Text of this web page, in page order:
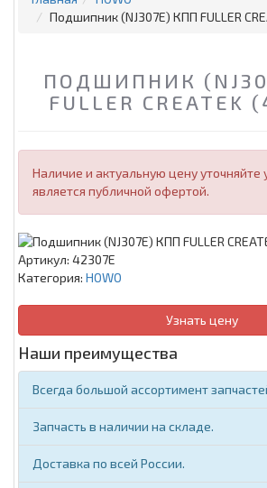
Подшипник (NJ307E) КПП FULLER
ПОДШИПНИК
FULLER CREATEK
Наличие и актуальную цену
является публичной офертой.
Артикул: 42307E
Категория: HOWO
Узнать цену
Наши преимущества
Всегда большой ассортимент
Запчасть в наличии на складе.
Доставка по всей России.